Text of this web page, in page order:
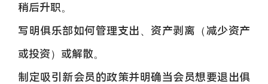
稍后升职。
写明俱乐部如何管理支出、资产剥离（减少资产
或投资）或解散。
制定吸引新会员的政策并明确当会员想要退出俱